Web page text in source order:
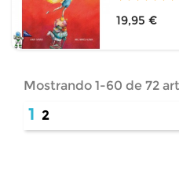
19,95 €
Mostrando 1-60 de 72
1 2